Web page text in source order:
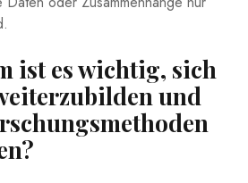
ist es wichtig, sich
und